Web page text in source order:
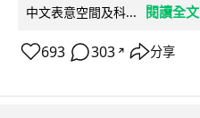
中文表意空間及科...
閱讀全文
693 303 ↗ 分享